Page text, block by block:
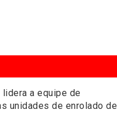
a equipe de
unidades de enrolado de